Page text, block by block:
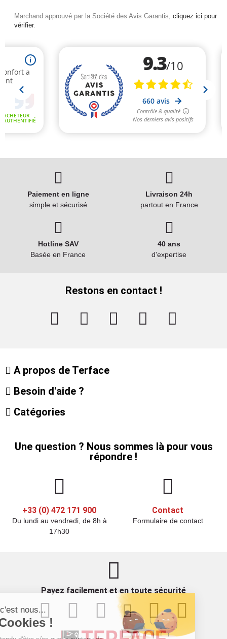
Marchand approuvé par la Société des Avis Garantis, cliquez ici pour
vérifier.
Paiement en ligne
simple et sécurisé
Livraison 24h
partout en France
Hotline SAV
Basée en France
40 ans
d'expertise
Restons en contact !
A propos de Terface
Besoin d'aide ?
Catégories
Une question ? Nous sommes là pour vous
répondre !
+33 (0) 472 171 900
Du lundi au vendredi, de 8h à
17h30
Contact
Formulaire de contact
Payez facilement et en toute sécurité